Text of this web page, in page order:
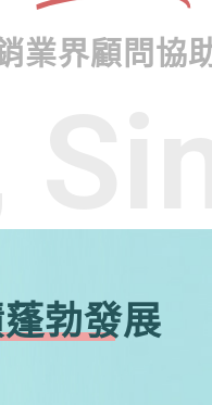
業界顧問協
勃發展